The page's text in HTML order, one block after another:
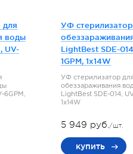
для
воды
UV-
6GPM,
УФ
LightBest SDE-
1GPM, 1x14W
УФ стерилизатор
обеззараживания
LightBest SDE-014,
1x14W
5 949 руб./шт.
купить